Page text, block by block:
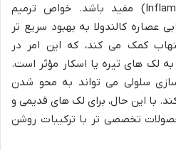
Inflammatory Hyperpigmentation) مفید باشد. خواص ترمیم
عصاره کالندولا به بهبود سریع تر
کمک می کند، که این امر در
لک های تیره یا اسکار مؤثر است.
سلولی می تواند به محو شدن
با این حال، برای لک های قدیمی و
تخصصی تر با ترکیبات روشن